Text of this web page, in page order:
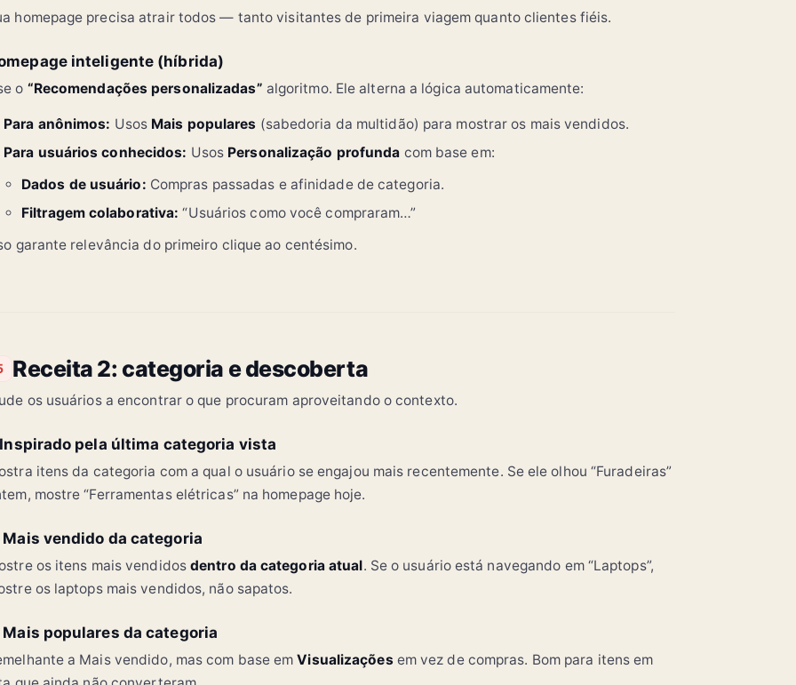
homepage precisa atrair todos — tanto visitantes de primeira viagem quanto clientes fiéis.
inteligente (híbrida)
o “Recomendações personalizadas” algoritmo. Ele alterna a lógica automaticamente:
Para anônimos: Usos Mais populares (sabedoria da multidão) para mostrar os mais vendidos.
Para usuários conhecidos: Usos Personalização profunda com base em:
Dados de usuário: Compras passadas e afinidade de categoria.
Filtragem colaborativa: “Usuários como você compraram…”
garante relevância do primeiro clique ao centésimo.
Receita 2: categoria e descoberta
os usuários a encontrar o que procuram aproveitando o contexto.
Inspirado pela última categoria vista
itens da categoria com a qual o usuário se engajou mais recentemente. Se ele olhou “Furadeiras”
mostre “Ferramentas elétricas” na homepage hoje.
Mais vendido da categoria
os itens mais vendidos dentro da categoria atual. Se o usuário está navegando em “Laptops”,
os laptops mais vendidos, não sapatos.
Mais populares da categoria
a Mais vendido, mas com base emVisualizações em vez de compras. Bom para itens em